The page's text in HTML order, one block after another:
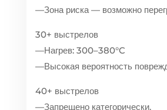
—Зона риска — возможно
30+ выстрелов
—Нагрев: 300–380°C
—Высокая вероятность
40+ выстрелов
—Запрещено категорически.